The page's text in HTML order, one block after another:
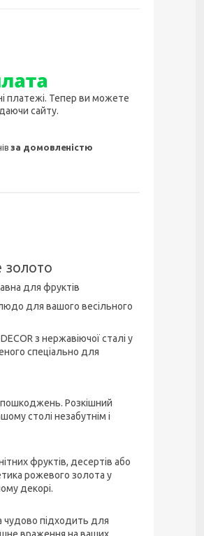
платежі. Тепер ви можете
сайту.
за домовленістю
золото
для фруктів
для вашого весільного
з нержавіючої сталі у
спеціально для
пошкоджень. Розкішний
столі незабутнім і
фруктів, десертів або
рожевого золота у
декорі.
чудово підходить для